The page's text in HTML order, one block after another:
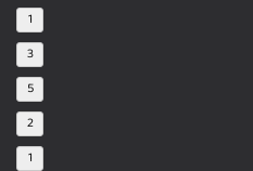
1
3
5
2
1